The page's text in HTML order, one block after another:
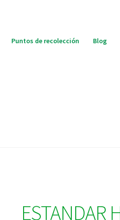
Puntos de recolección Blog
ESTANDAR